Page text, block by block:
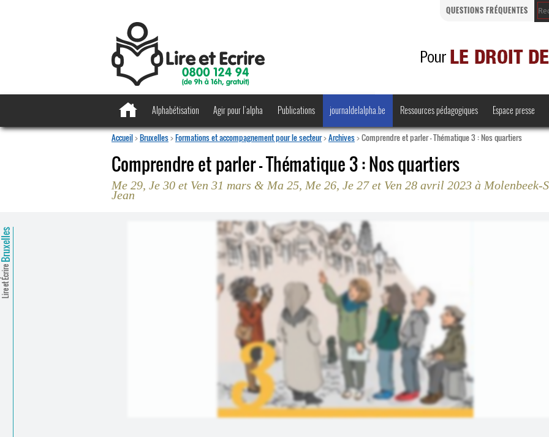
QUESTIONS FRÉQUENTES
Alphabétisation Agir pour l’alpha Publications
·
journaldelalpha.be Ressources pédagogiques Espace presse
Accueil>Bruxelles>Formations et accompagnement pour le secteur>Archives>Comprendre et parler - Thématique 3 : Nos quartiers
Comprendre et parler - Thématique 3 : Nos quartiers
Me 29, Je 30 et Ven 31 mars & Ma 25, Me 26, Je 27 et Ven 28 avril 2023 à Molenbeek-
Jean
Lire et Écrire